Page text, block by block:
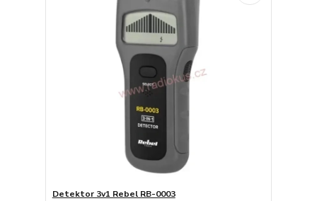
Detektor 3v1 Rebel RB-0003